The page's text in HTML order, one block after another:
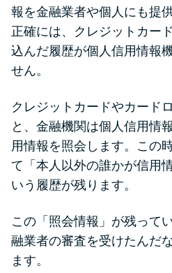
報を金融業者や個人にも提
正確には、クレジットカー
込んだ履歴が個人信用情報
せん。
クレジットカードやカード
と、金融機関は個人信用情
用情報を照会します。この
て「本人以外の誰かが信用
いう履歴が残ります。
この「照会情報」が残って
融業者の審査を受けたんだ
ます。